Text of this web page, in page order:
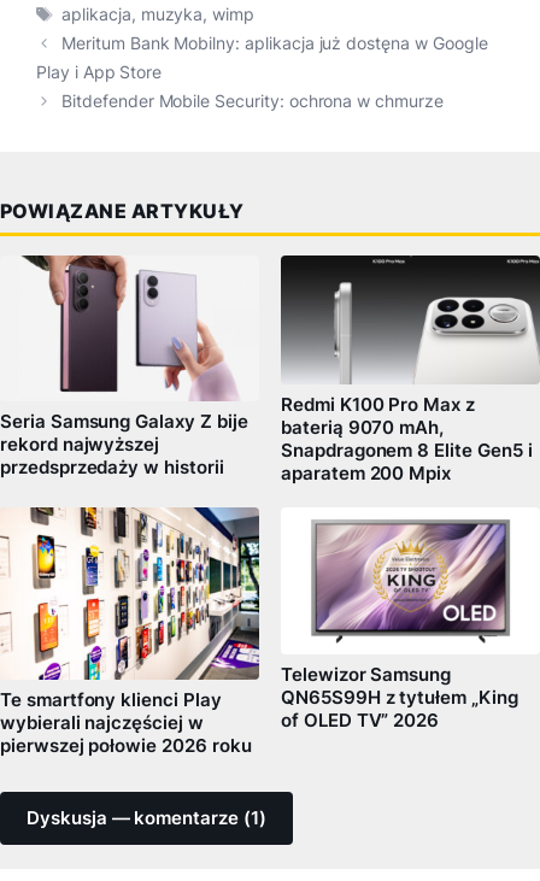
Tagi
aplikacja, muzyka,wimp
Meritum Bank Mobilny: aplikacja już dostęna w Google
Play i App Store
Bitdefender Mobile Security: ochrona w chmurze
POWIĄZANE ARTYKUŁY
Seria Samsung Galaxy Z bije
rekord najwyższej
przedsprzedaży w historii
Redmi K100 Pro Max z
baterią 9070 mAh,
Snapdragonem 8 Elite Gen5 i
aparatem 200 Mpix
Te smartfony klienci Play
wybierali najczęściej w
pierwszej połowie 2026 roku
Telewizor Samsung
QN65S99H z tytułem „King
of OLED TV” 2026
Dyskusja — komentarze (1)